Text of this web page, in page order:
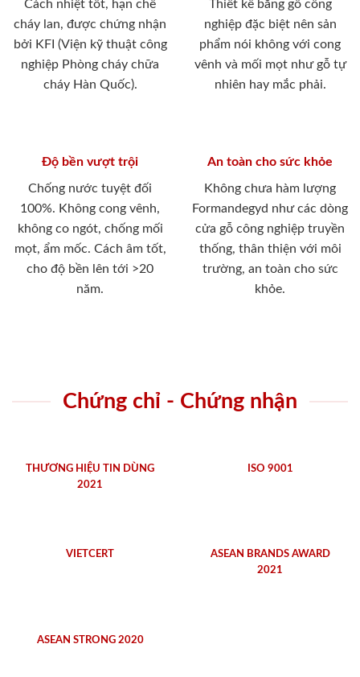
Cách nhiệt tốt, hạn chế
cháy lan, được chứng nhận
bởi KFI (Viện kỹ thuật công
nghiệp Phòng cháy chữa
cháy Hàn Quốc).
Thiết kế bằng gỗ công
nghiệp đặc biệt nên sản
phẩm nói không với cong
vênh và mối mọt như gỗ tự
nhiên hay mắc phải.
Độ bền vượt trội
Chống nước tuyệt đối
100%. Không cong vênh,
không co ngót, chống mối
mọt, ẩm mốc. Cách âm tốt,
cho độ bền lên tới >20
năm.
An toàn cho sức khỏe
Không chưa hàm lượng
Formandegyd như các dòng
cửa gỗ công nghiệp truyền
thống, thân thiện với môi
trường, an toàn cho sức
khỏe.
Chứng chỉ - Chứng nhận
THƯƠNG HIỆU TIN DÙNG
2021
ISO 9001
VIETCERT
ASEAN BRANDS AWARD
2021
ASEAN STRONG 2020